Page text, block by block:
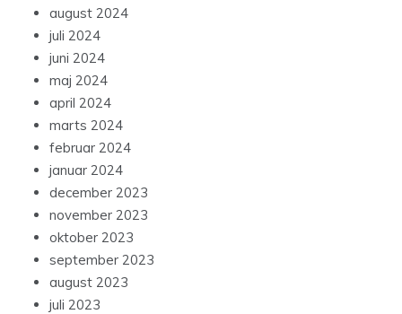
august 2024
juli 2024
juni 2024
maj 2024
april 2024
marts 2024
februar 2024
januar 2024
december 2023
november 2023
oktober 2023
september 2023
august 2023
juli 2023